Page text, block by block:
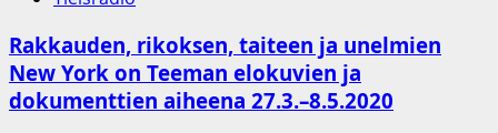
1:
Erotiikan
kevät
Rakkauden, rikoksen, taiteen ja unelmien
New York on Teeman elokuvien ja
dokumenttien aiheena 27.3.–8.5.2020